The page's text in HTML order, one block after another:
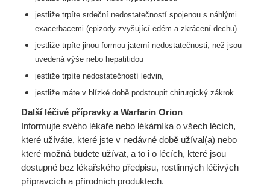
jestliže trpíte srdeční nedostatečností spojenou s náhlými
exacerbacemi (epizody zvyšující edém a zkrácení dechu)
jestliže trpíte jinou formou jaterní nedostatečnosti, než jsou
uvedená výše nebo hepatitidou
jestliže trpíte nedostatečností ledvin,
jestliže máte v blízké době podstoupit chirurgický zákrok.
Další léčivé přípravky a Warfarin Orion
Informujte svého lékaře nebo lékárníka o všech lécích,
které užíváte, které jste v nedávné době užíval(a) nebo
které možná budete užívat, a to i o lécích, které jsou
dostupné bez lékařského předpisu, rostlinných léčivých
přípravcích a přírodních produktech.